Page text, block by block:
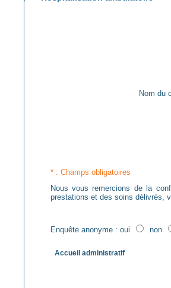
Nom du
* : Champs obligatoires
Nous vous remercions de la confiance que vous nous
prestations et des soins délivrés,
Enquête anonyme : oui non
Accueil administratif